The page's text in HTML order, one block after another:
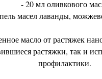
- 20 мл оливкового
масел лаванды,
масло от растяжек
растяжки, так и
профилактики.